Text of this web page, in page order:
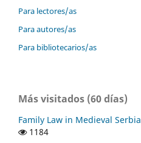
Para lectores/as
Para autores/as
Para bibliotecarios/as
Más visitados (60 días)
Family Law in Medieval Serbia
1184